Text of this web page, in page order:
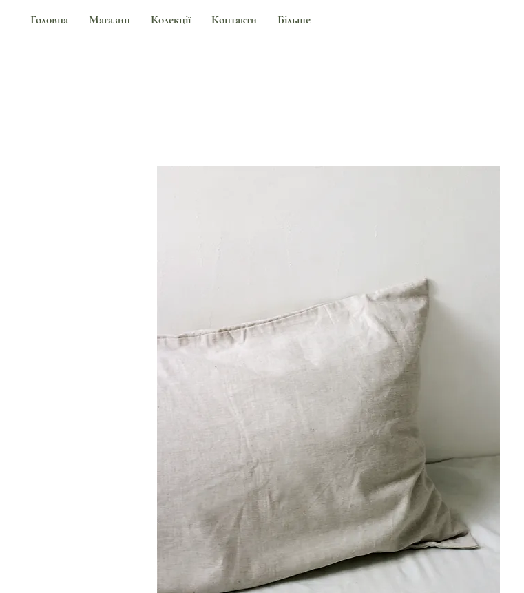
Головна Магазин Колекції Контакти Більше